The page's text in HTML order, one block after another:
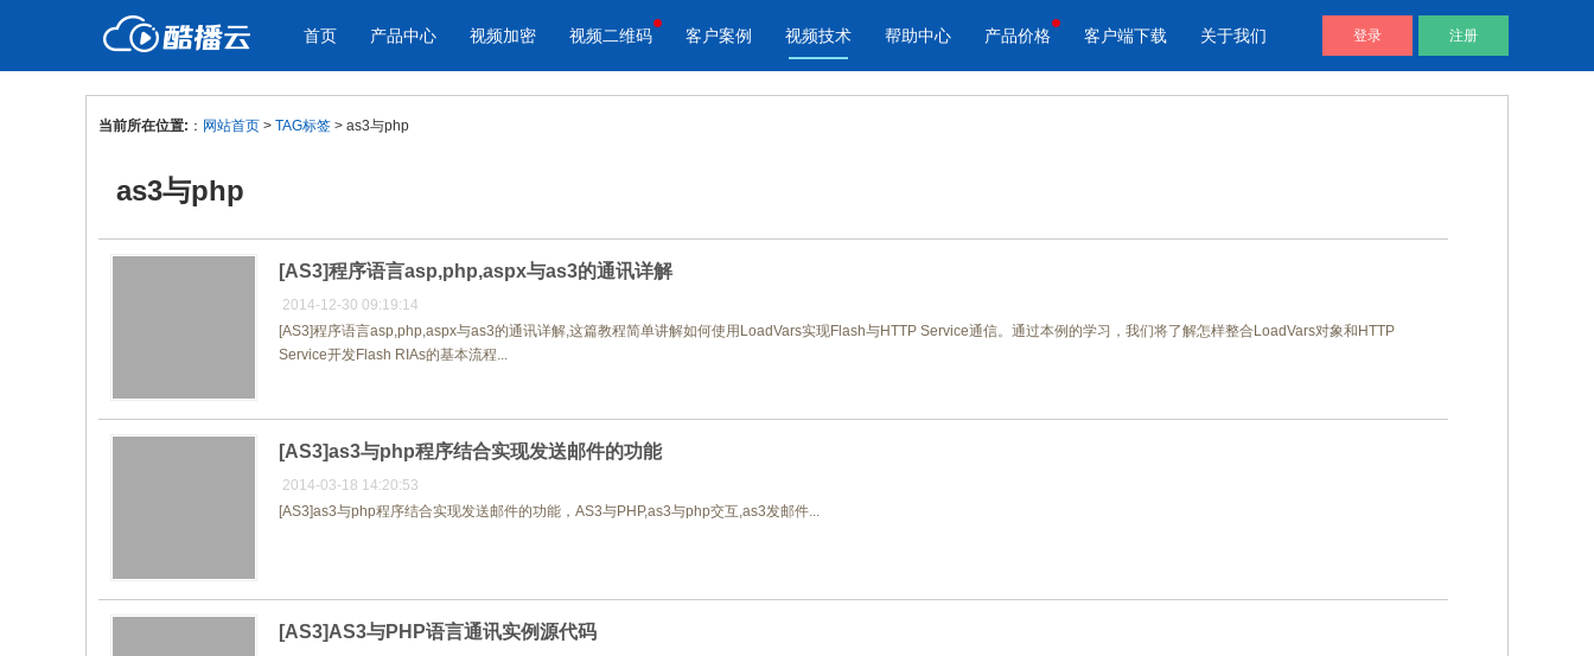
首页 产品中心
产品与新功能
教学课程全终端视频加密
防下载/防盗录/防录屏/防篡改
免费稳定无广告视频云服务
帮助企业视频轻松上云
自动生成视频二维码
帮助用户通过代码直接调用视频文
视频加密 视频二维码
应用场景
色
内容
客户案例 视频技术 帮助中心 产品价格 客户端下载 关于我们 登录 注册
当前所在位置: ： 网站首页 > TAG标签 > as3与php
as3与php
[AS3]程序语言asp,php,aspx与as3的通讯详解
2014-12-30 09:19:14
[AS3]程序语言asp,php,aspx与as3的通讯详解,这篇教程简单讲解如何使用LoadVars实现Flash与HTTP Service通信。通过本例的学习，我们将了解怎样整合LoadVars对象和HTTP
Service开发Flash RIAs的基本流程...
[AS3]as3与php程序结合实现发送邮件的功能
2014-03-18 14:20:53
[AS3]as3与php程序结合实现发送邮件的功能，AS3与PHP,as3与php交互,as3发邮件...
[AS3]AS3与PHP语言通讯实例源代码